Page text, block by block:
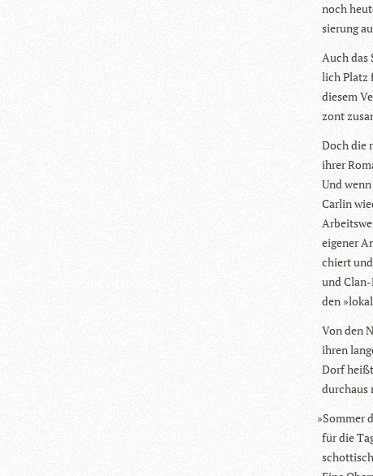
noch
sie­rung
Auch das
lich Platz
die­sem
zont
Doch die
ihrer
Und
Car­lin
eige­ner
chiert
und
den
Von den
ihren
Dorf
durch­aus
»Som­mer
für die